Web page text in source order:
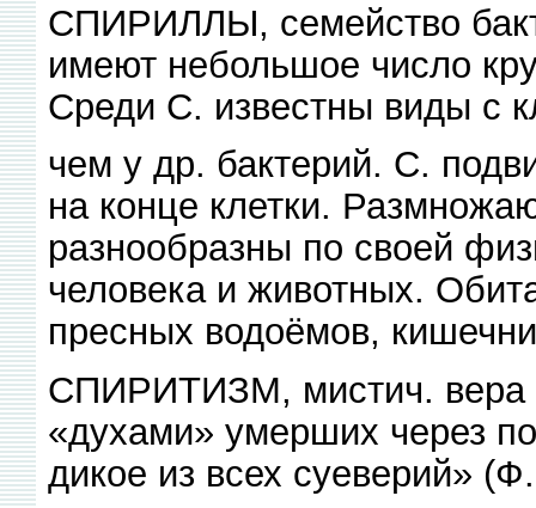
СПИРИЛЛЫ, семейство
имеют небольшое число
Среди С. известны виды с
чем у др. бактерий. С.
на конце клетки.
разнообразны по своей
человека и животных.
пресных водоёмов,
СПИРИТИЗМ, мистич. вера
«духами» умерших через
дикое из всех суеверий»